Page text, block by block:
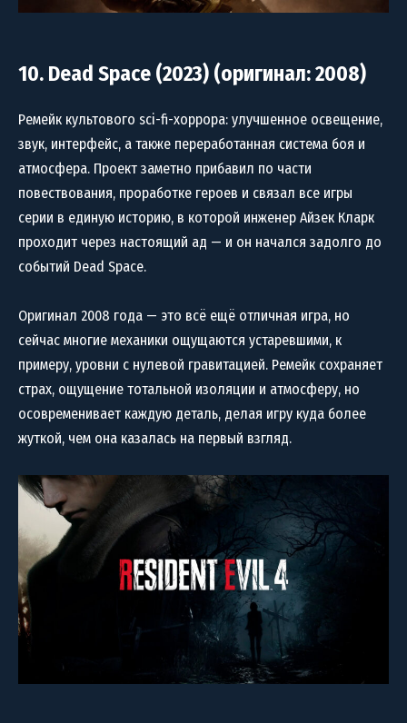
10. Dead Space (2023) (оригинал: 2008)
Ремейк культового sci-fi-хоррора: улучшенное освещение,
звук, интерфейс, а также переработанная система боя и
атмосфера. Проект заметно прибавил по части
повествования, проработке героев и связал все игры
серии в единую историю, в которой инженер Айзек Кларк
проходит через настоящий ад — и он начался задолго до
событий Dead Space.
Оригинал 2008 года — это всё ещё отличная игра, но
сейчас многие механики ощущаются устаревшими, к
примеру, уровни с нулевой гравитацией. Ремейк сохраняет
страх, ощущение тотальной изоляции и атмосферу, но
осовременивает каждую деталь, делая игру куда более
жуткой, чем она казалась на первый взгляд.